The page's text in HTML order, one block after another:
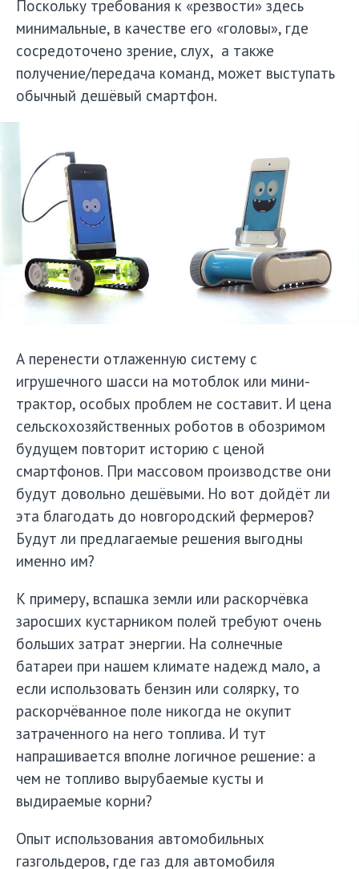
Поскольку требования к «резвости» здесь
минимальные, в качестве его «головы», где
сосредоточено зрение, слух, а также
получение/передача команд, может выступать
обычный дешёвый смартфон.
А перенести отлаженную систему с
игрушечного шасси на мотоблок или мини-
трактор, особых проблем не составит. И цена
сельскохозяйственных роботов в обозримом
будущем повторит историю с ценой
смартфонов. При массовом производстве они
будут довольно дешёвыми. Но вот дойдёт ли
эта благодать до новгородский фермеров?
Будут ли предлагаемые решения выгодны
именно им?
К примеру, вспашка земли или раскорчёвка
заросших кустарником полей требуют очень
больших затрат энергии. На солнечные
батареи при нашем климате надежд мало, а
если использовать бензин или солярку, то
раскорчёванное поле никогда не окупит
затраченного на него топлива. И тут
напрашивается вполне логичное решение: а
чем не топливо вырубаемые кусты и
выдираемые корни?
Опыт использования автомобильных
газгольдеров, где газ для автомобиля